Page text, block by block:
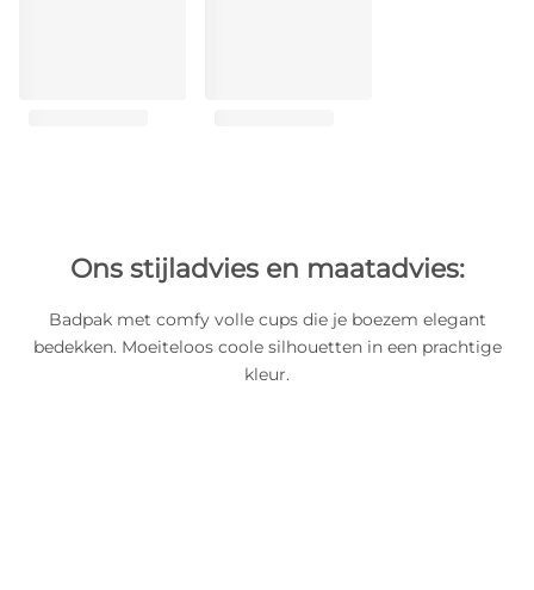
Ons stijladvies en maatadvies:
Badpak met comfy volle cups die je boezem elegant
bedekken. Moeiteloos coole silhouetten in een prachtige
kleur.